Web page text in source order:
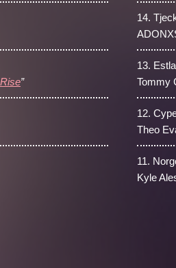
”
14.
13.
Tommy
12.
Theo
11.
Kyle